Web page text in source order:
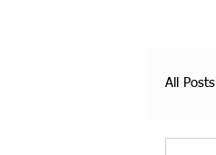
All Posts